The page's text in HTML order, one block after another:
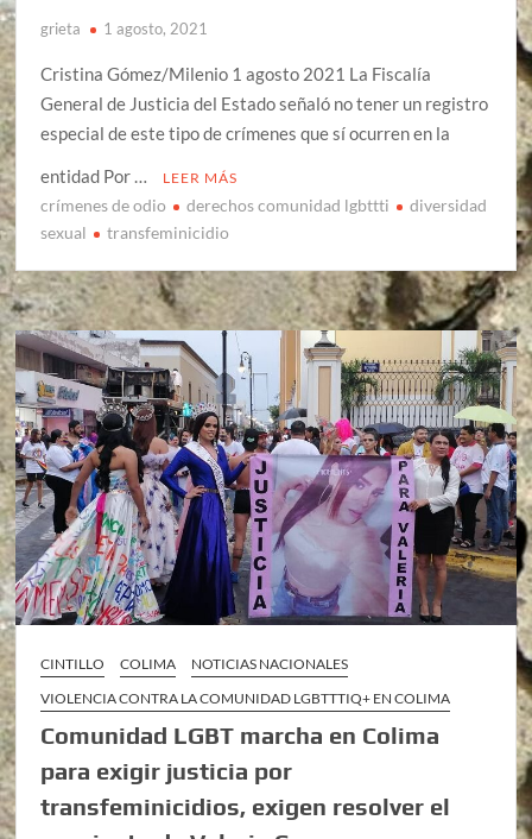
grieta 1 agosto, 2021
Cristina Gómez/Milenio 1 agosto 2021 La Fiscalía
General de Justicia del Estado señaló no tener un registro
especial de este tipo de crímenes que sí ocurren en la
entidad Por …
LEER MÁS
crímenes de odio derechos comunidad lgbttti
diversidad
sexual
transfeminicidio
CINTILLO COLIMA
NOTICIAS NACIONALES
VIOLENCIA CONTRA LA COMUNIDAD LGBTTTIQ+ EN COLIMA
Comunidad LGBT marcha en Colima
para exigir justicia por
transfeminicidios, exigen resolver el